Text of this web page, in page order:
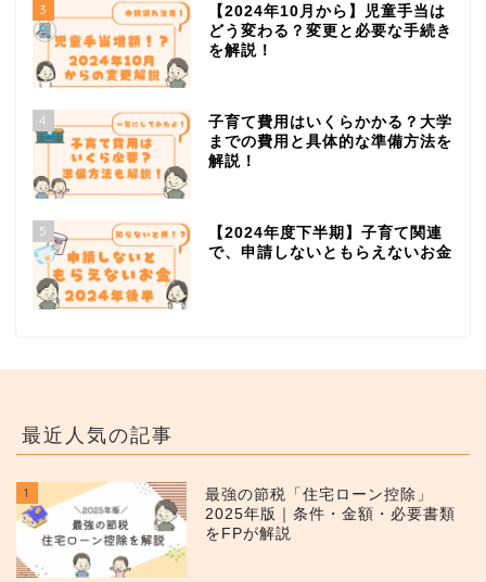
3
【2024年10月から】児童手当は
どう変わる？変更と必要な手続き
を解説！
4
子育て費用はいくらかかる？大学
までの費用と具体的な準備方法を
解説！
5
【2024年度下半期】子育て関連
で、申請しないともらえないお金
最近人気の記事
1
最強の節税「住宅ローン控除」
2025年版｜条件・金額・必要書類
をFPが解説